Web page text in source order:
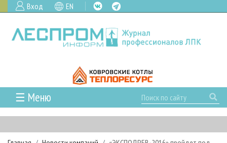
Вход EN
☰ Меню
ГЛАВНАЯ
РУБРИКИ И ТЕМЫ